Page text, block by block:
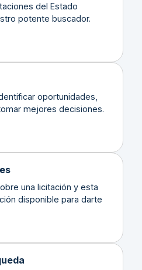
del Estado
potente buscador.
oportunidades,
mejores decisiones.
una licitación y esta
disponible para darte